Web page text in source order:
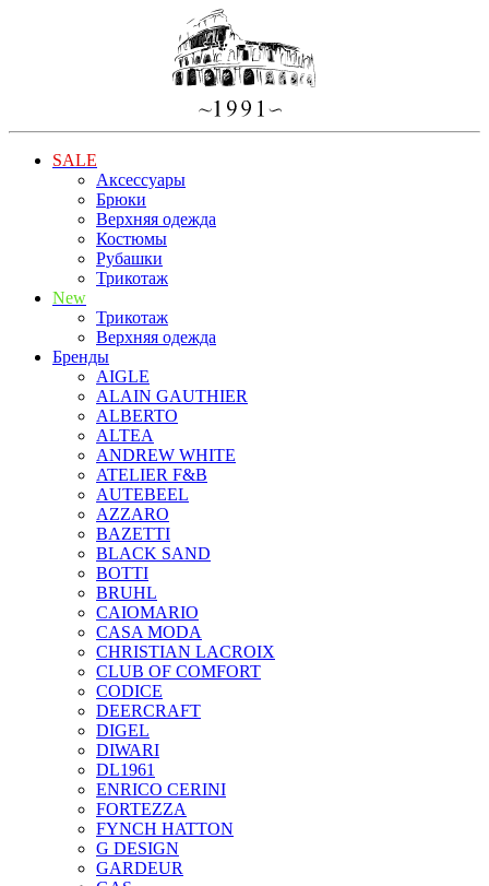
SALE
Аксессуары
Брюки
Верхняя одежда
Костюмы
Рубашки
Трикотаж
New
Трикотаж
Верхняя одежда
Бренды
AIGLE
ALAIN GAUTHIER
ALBERTO
ALTEA
ANDREW WHITE
ATELIER F&B
AUTEBEEL
AZZARO
BAZETTI
BLACK SAND
BOTTI
BRUHL
CAIOMARIO
CASA MODA
CHRISTIAN LACROIX
CLUB OF COMFORT
CODICE
DEERCRAFT
DIGEL
DIWARI
DL1961
ENRICO CERINI
FORTEZZA
FYNCH HATTON
G DESIGN
GARDEUR